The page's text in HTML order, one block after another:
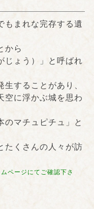
もまれな完存する遺
から
じょう）」と呼ばれ
することがあり、
空に浮かぶ城を思わ
のマチュピチュ」と
たくさんの人々が訪
ページにてご確認下さ